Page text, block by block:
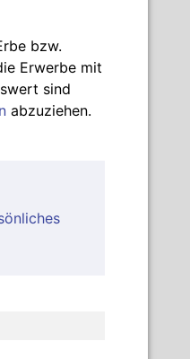
bzw.
Erwerbe mit
sind
abzuziehen.